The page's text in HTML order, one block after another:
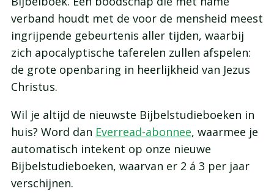
verband houdt met de voor de mensheid meest
ingrijpende gebeurtenis aller tijden, waarbij
zich apocalyptische taferelen zullen afspelen:
de grote openbaring in heerlijkheid van Jezus
Christus.
Wil je altijd de nieuwste Bijbelstudieboeken in
huis? Word dan Everread-abonnee, waarmee je
automatisch intekent op onze nieuwe
Bijbelstudieboeken, waarvan er 2 á 3 per jaar
verschijnen.